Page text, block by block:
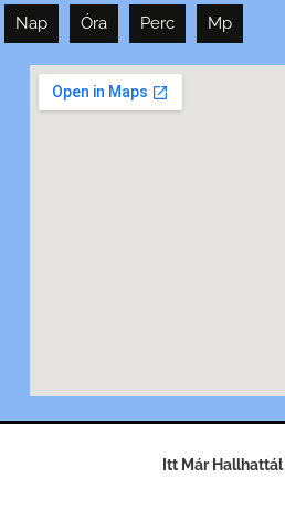
Nap Óra Perc Mp
Itt Már Hallhattál